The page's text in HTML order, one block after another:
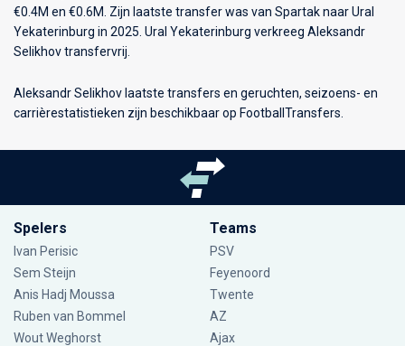
€0.4M en €0.6M. Zijn laatste transfer was van Spartak naar Ural
Yekaterinburg in 2025. Ural Yekaterinburg verkreeg Aleksandr
Selikhov transfervrij.
Aleksandr Selikhov laatste transfers en geruchten, seizoens- en
carrièrestatistieken zijn beschikbaar op FootballTransfers.
Spelers
Ivan Perisic
Sem Steijn
Anis Hadj Moussa
Ruben van Bommel
Wout Weghorst
Teams
PSV
Feyenoord
Twente
AZ
Ajax